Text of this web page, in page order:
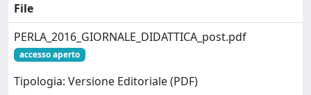
File
PERLA_2016_GIORNALE_DIDATTICA_post.pdf
accesso aperto
Tipologia: Versione Editoriale (PDF)